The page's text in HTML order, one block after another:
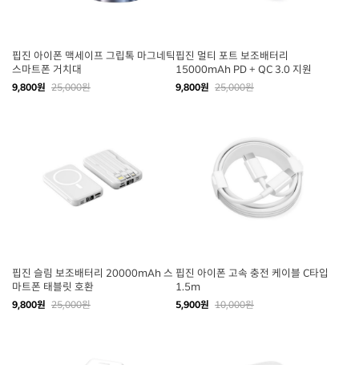
핍진 아이폰 맥세이프 그립톡 마그네틱
스마트폰 거치대
9,800원 25,000원
핍진 멀티 포트 보조배터리
15000mAh PD + QC 3.0 지원
9,800원 25,000원
핍진 슬림 보조배터리 20000mAh 스
마트폰 태블릿 호환
9,800원 25,000원
핍진 아이폰 고속 충전 케이블 C타입
1.5m
5,900원 10,000원